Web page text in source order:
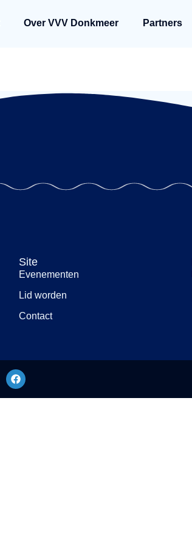
Over VVV Donkmeer Partners
Site
Evenementen
Lid worden
Contact